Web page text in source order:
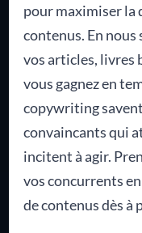
pour maximiser la
contenus. En
vos articles, livres
vous gagnez en
copywriting
convaincants qui
incitent à agir.
vos concurrents
de contenus dès à